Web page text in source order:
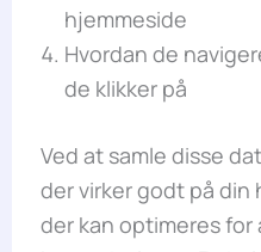
hjemmeside
Hvordan de
de klikker på
Ved at samle disse
der virker godt på din
der kan optimeres